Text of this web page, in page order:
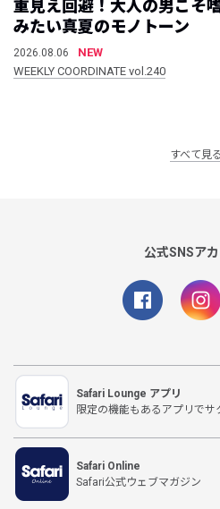
重見え回避！大人の男こそ
みたい真夏のモノトーン
2026.08.06
NEW
WEEKLY COORDINATE vol.240
すべて見る
公式SNSア
Safari Lounge アプリ
限定の機能もあるアプリでサ
Safari Online
Safari公式ウェブマガジン